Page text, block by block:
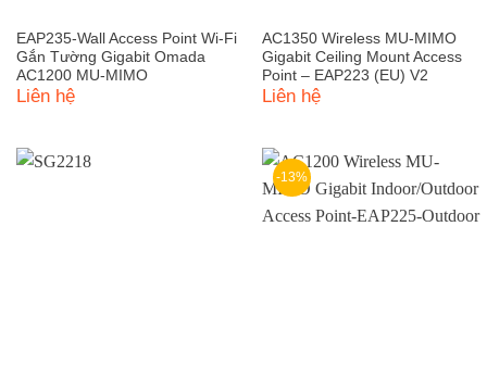
EAP235-Wall Access Point Wi-Fi
Gắn Tường Gigabit Omada
AC1200 MU-MIMO
Liên hệ
AC1350 Wireless MU-MIMO
Gigabit Ceiling Mount Access
Point – EAP223 (EU) V2
Liên hệ
-13%